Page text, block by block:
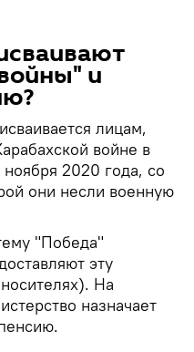
и
лицам,
войне в
2020 года, со
они несли военную
"Победа"
эту
На
назначает